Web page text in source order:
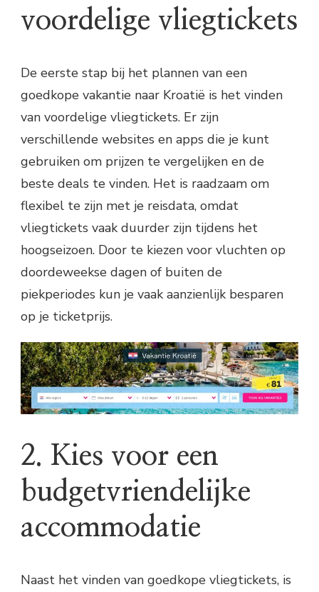
voordelige vliegtickets
De eerste stap bij het plannen van een
goedkope vakantie naar Kroatië is het vinden
van voordelige vliegtickets. Er zijn
verschillende websites en apps die je kunt
gebruiken om prijzen te vergelijken en de
beste deals te vinden. Het is raadzaam om
flexibel te zijn met je reisdata, omdat
vliegtickets vaak duurder zijn tijdens het
hoogseizoen. Door te kiezen voor vluchten op
doordeweekse dagen of buiten de
piekperiodes kun je vaak aanzienlijk besparen
op je ticketprijs.
2. Kies voor een
budgetvriendelijke
accommodatie
Naast het vinden van goedkope vliegtickets, is